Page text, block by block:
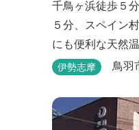
千鳥ヶ浜徒歩５
５分、スペイン
にも便利な天然
女が新米・自家
伊勢志摩 鳥羽